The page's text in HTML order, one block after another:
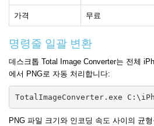
가격 무료
명령줄 일괄 변환
데스크톱 Total Image Converter는 전체
에서 PNG로 자동 처리합니다:
TotalImageConverter.exe
PNG 파일 크기와 인코딩 속도 사이의 균형